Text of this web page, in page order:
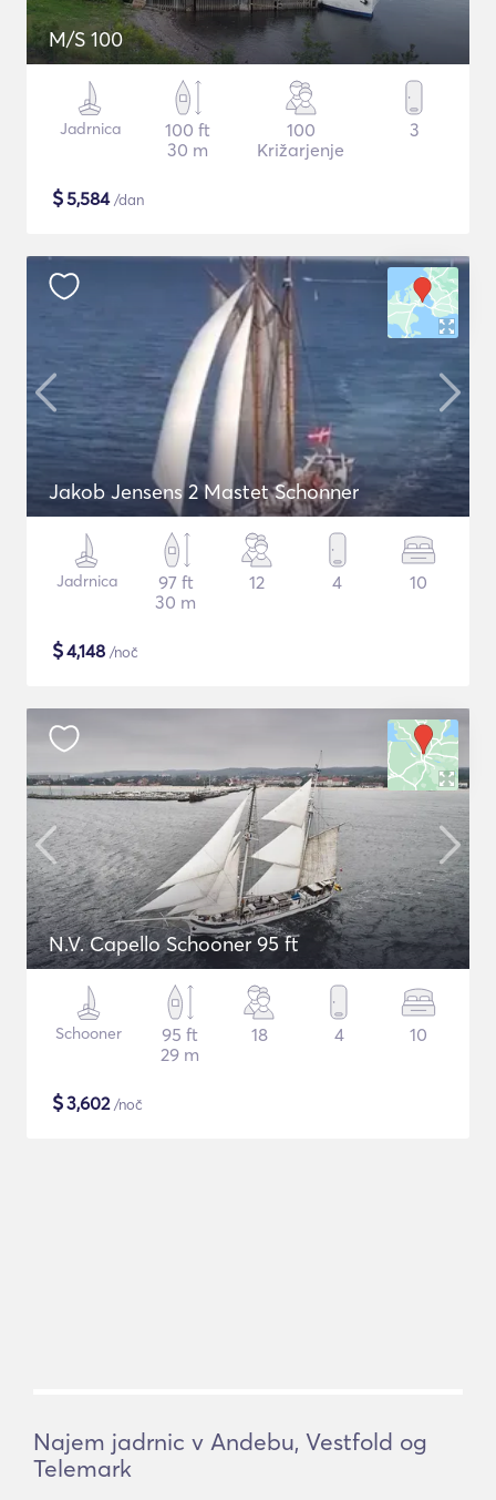
M/S 100
Jadrnica
100 ft
30 m
100
Križarjenje
3
$5,584/dan
Jakob Jensens 2 Mastet Schonner
Jadrnica
97 ft
30 m
12 4 10
$4,148 /noč
N.V. Capello Schooner 95 ft
Schooner
95 ft
29 m
18 4 10
$3,602/noč
Najem jadrnic v Andebu, Vestfold og
Telemark